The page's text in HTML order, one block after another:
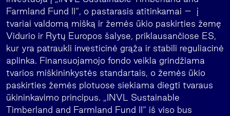
Farmland Fund II“, o pastarasis atitinkamai – į
tvariai valdomą mišką ir žemės ūkio paskirties žemę
Vidurio ir Rytų Europos šalyse, priklausančiose ES,
kur yra patraukli investicinė grąža ir stabili reguliacinė
aplinka. Finansuojamojo fondo veikla grindžiama
tvarios miškininkystės standartais, o žemės ūkio
paskirties žemės plotuose siekiama diegti tvaraus
ūkininkavimo principus. „INVL Sustainable
Timberland and Farmland Fund II“ iš viso bus